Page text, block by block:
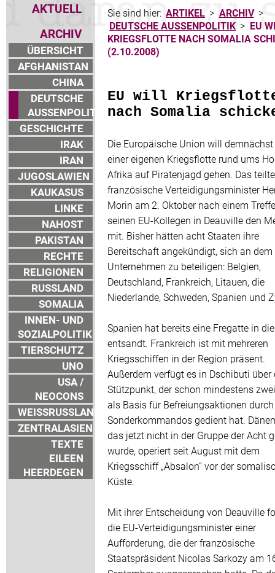
AKTUELL
ARCHIV
ÜBERSICHT
AFGHANISTAN
CHINA
DEUTSCHE
AUSSENPOLITIK
GESCHICHTE
IRAK
IRAN
JUGOSLAWIEN
KAUKASUS
LINKE
NAHOST
PAKISTAN
RECHTE
RELIGIONEN
RUSSLAND
SOMALIA
INNEN- UND
SOZIALPOLITIK
TIERSCHUTZ
UNO
USA /
NEOCONS
WEISSRUSSLAND
ZENTRALASIEN
TEXTE
EILEEN
HEERDEGEN
Sie sind hier: ARTIKEL > ARCHIV >
DEUTSCHE AUSSENPOLITIK > EU
KRIEGSFLOTTE NACH SOMALIA
(2.10.2008)
EU will
nach Somalia
Die Europäische Union will
einer eigenen Kriegsflotte rund ums
Afrika auf Piratenjagd gehen. Das
französische Verteidigungsminister
Morin am 2. Oktober nach einem
seinen EU-Kollegen in Deauville den
mit. Bisher hätten acht Staaten ihre
Bereitschaft angekündigt, sich an dem
Unternehmen zu beteiligen: Belgien,
Deutschland, Frankreich, Litauen, die
Niederlande, Schweden, Spanien und
Spanien hat bereits eine Fregatte in
entsandt. Frankreich ist mit mehreren
Kriegsschiffen in der Region präsent.
Außerdem verfügt es in Dschibuti über
Stützpunkt, der schon mindestens
als Basis für Befreiungsaktionen durch
Sonderkommandos gedient hat.
das jetzt nicht in der Gruppe der Acht
wurde, operiert seit August mit dem
Kriegsschiff „Absalon“ vor der
Küste.
Mit ihrer Entscheidung von Deauville
die EU-Verteidigungsminister einer
Aufforderung, die der französische
Staatspräsident Nicolas Sarkozy am